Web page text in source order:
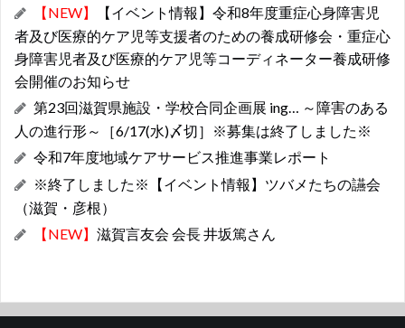
o
o
k
A
p
【NEW】
【イベント情報】令和8年度重症心身障害児
者及び医療的ケア児等支援者のための養成研修会・重症心
身障害児者及び医療的ケア児等コーディネーター養成研修
会開催のお知らせ
第23回滋賀県施設・学校合同企画展 ing… ～障害のある
人の進行形～［6/17(水)〆切］※募集は終了しました※
令和7年度地域ケアサービス推進事業レポート
※終了しました※【イベント情報】ツバメたちの讌会
（滋賀・彦根）
【NEW】 滋賀言友会 会長 井坂篤さん